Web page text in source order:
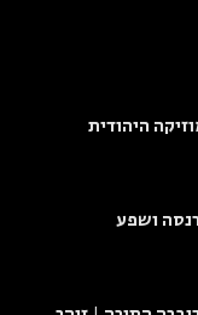
היהודית
ושפע